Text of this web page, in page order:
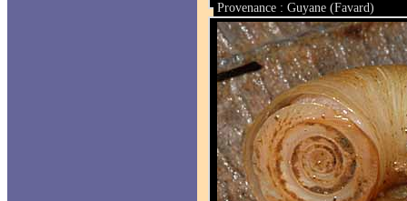
Provenance : Guyane (Favard)
Taille :